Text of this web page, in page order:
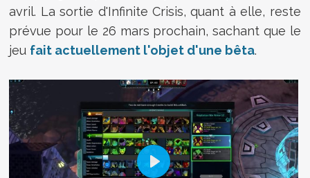
avril. La sortie d'Infinite Crisis, quant à elle, reste
prévue pour le 26 mars prochain, sachant que le
jeu fait actuellement l'objet d'une bêta.